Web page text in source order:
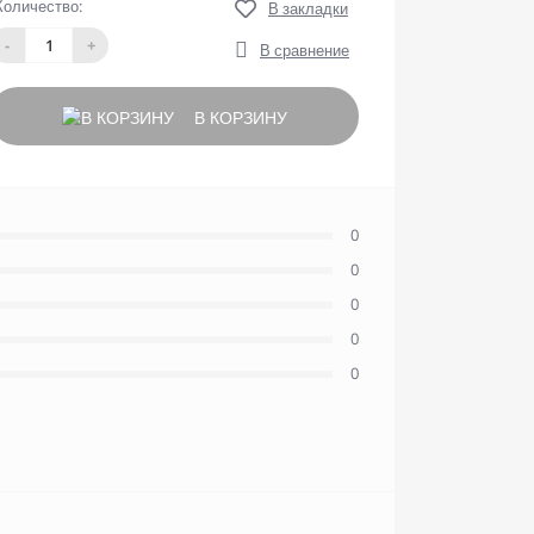
-
+
В закладки
В сравнение
В КОРЗИНУ
0
0
0
0
0